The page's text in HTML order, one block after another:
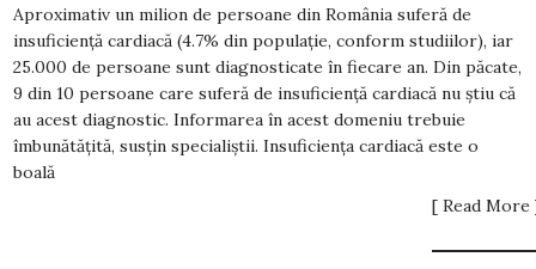
Aproximativ un milion de persoane din România suferă de
insuficiență cardiacă (4.7% din populație, conform studiilor), iar
25.000 de persoane sunt diagnosticate în fiecare an. Din păcate,
9 din 10 persoane care suferă de insuficiență cardiacă nu știu că
au acest diagnostic. Informarea în acest domeniu trebuie
îmbunătățită, susțin specialiștii. Insuficiența cardiacă este o
boală
[ Read More